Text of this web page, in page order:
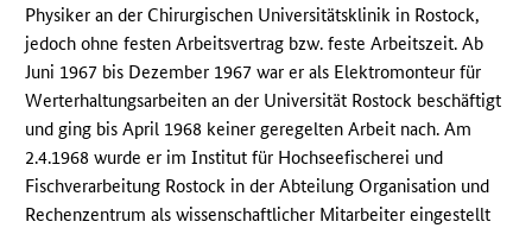
Physiker an der Chirurgischen Universitätsklinik in Rostock,
jedoch ohne festen Arbeitsvertrag bzw. feste Arbeitszeit. Ab
Juni 1967 bis Dezember 1967 war er als Elektromonteur für
Werterhaltungsarbeiten an der Universität Rostock beschäftigt
und ging bis April 1968 keiner geregelten Arbeit nach. Am
2.4.1968 wurde er im Institut für Hochseefischerei und
Fischverarbeitung Rostock in der Abteilung Organisation und
Rechenzentrum als wissenschaftlicher Mitarbeiter eingestellt